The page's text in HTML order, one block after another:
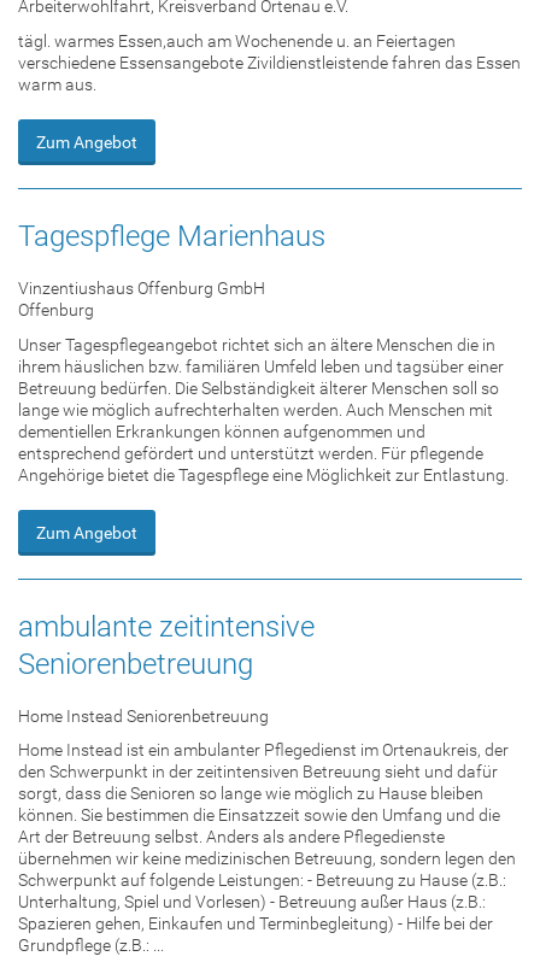
Arbeiterwohlfahrt, Kreisverband Ortenau e.V.
tägl. warmes Essen,auch am Wochenende u. an Feiertagen
verschiedene Essensangebote Zivildienstleistende fahren das Essen
warm aus.
Zum Angebot
Tagespflege Marienhaus
Vinzentiushaus Offenburg GmbH
Offenburg
Unser Tagespflegeangebot richtet sich an ältere Menschen die in
ihrem häuslichen bzw. familiären Umfeld leben und tagsüber einer
Betreuung bedürfen. Die Selbständigkeit älterer Menschen soll so
lange wie möglich aufrechterhalten werden. Auch Menschen mit
dementiellen Erkrankungen können aufgenommen und
entsprechend gefördert und unterstützt werden. Für pflegende
Angehörige bietet die Tagespflege eine Möglichkeit zur Entlastung.
Zum Angebot
ambulante zeitintensive
Seniorenbetreuung
Home Instead Seniorenbetreuung
Home Instead ist ein ambulanter Pflegedienst im Ortenaukreis, der
den Schwerpunkt in der zeitintensiven Betreuung sieht und dafür
sorgt, dass die Senioren so lange wie möglich zu Hause bleiben
können. Sie bestimmen die Einsatzzeit sowie den Umfang und die
Art der Betreuung selbst. Anders als andere Pflegedienste
übernehmen wir keine medizinischen Betreuung, sondern legen den
Schwerpunkt auf folgende Leistungen: - Betreuung zu Hause (z.B.:
Unterhaltung, Spiel und Vorlesen) - Betreuung außer Haus (z.B.:
Spazieren gehen, Einkaufen und Terminbegleitung) - Hilfe bei der
Grundpflege (z.B.: ...